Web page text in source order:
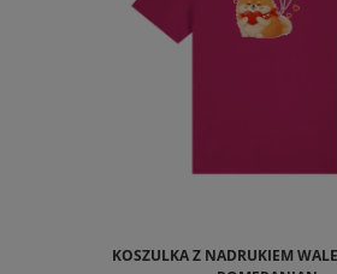
KOSZULKA Z NADRUKIEM